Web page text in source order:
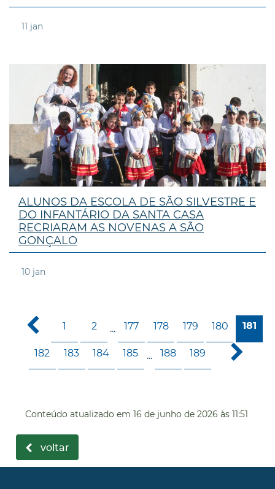
11 jan
ALUNOS DA ESCOLA DE SÃO SILVESTRE E
DO INFANTÁRIO DA SANTA CASA
RECRIARAM AS NOVENAS A SÃO
GONÇALO
10 jan
1 2 ... 177 178 179 180 181
182 183 184 185 ... 188 189
Conteúdo atualizado em 16 de junho de 2026 às 11:51
voltar